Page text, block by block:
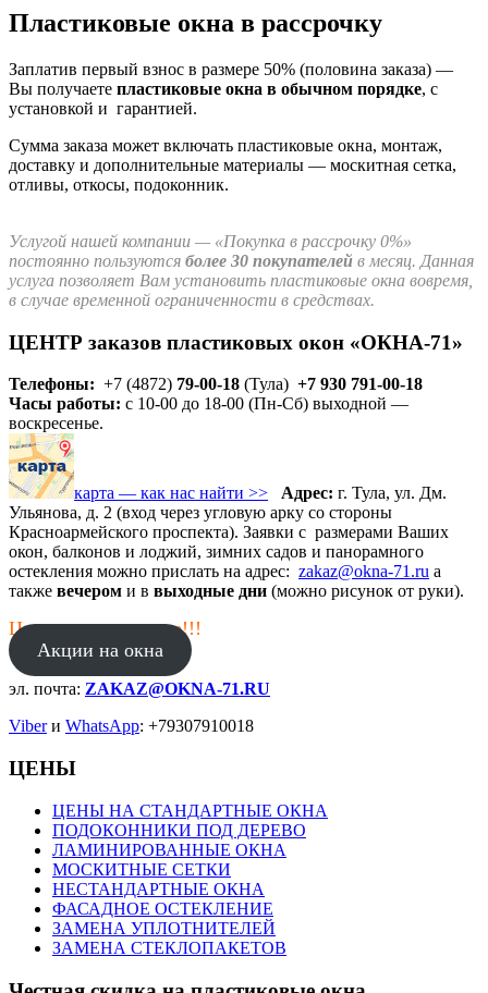
Пластиковые окна в рассрочку
Заплатив первый взнос в размере 50% (половина заказа) —
Вы получаете пластиковые окна в обычном порядке, с
установкой и гарантией.
Сумма заказа может включать пластиковые окна, монтаж,
доставку и дополнительные материалы — москитная сетка,
отливы, откосы, подоконник.
Услугой нашей компании — «Покупка в рассрочку 0%»
постоянно пользуются более 30 покупателей в месяц. Данная
услуга позволяет Вам установить пластиковые окна вовремя,
в случае временной ограниченности в средствах.
ЦЕНТР заказов пластиковых окон «ОКНА-71»
Телефоны: +7 (4872) 79-00-18 (Тула) +7 930 791-00-18
Часы работы: с 10-00 до 18-00 (Пн-Сб) выходной —
воскресенье.
карта — как нас найти >> Адрес: г. Тула, ул. Дм.
Ульянова, д. 2 (вход через угловую арку со стороны
Красноармейского проспекта). Заявки с размерами Ваших
окон, балконов и лоджий, зимних садов и панорамного
остекления можно прислать на адрес: zakaz@okna-71.ru а
также вечером и в выходные дни (можно рисунок от руки).
Цены в январе ниже!!!
Акции на окна
эл. почта: ZAKAZ@OKNA-71.RU
Viberи WhatsApp: +79307910018
ЦЕНЫ
ЦЕНЫ НА СТАНДАРТНЫЕ ОКНА
ПОДОКОННИКИ ПОД ДЕРЕВО
ЛАМИНИРОВАННЫЕ ОКНА
МОСКИТНЫЕ СЕТКИ
НЕСТАНДАРТНЫЕ ОКНА
ФАСАДНОЕ ОСТЕКЛЕНИЕ
ЗАМЕНА УПЛОТНИТЕЛЕЙ
ЗАМЕНА СТЕКЛОПАКЕТОВ